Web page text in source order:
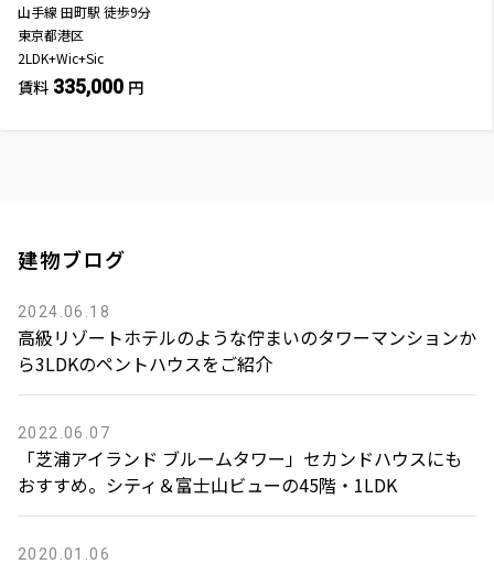
山手線 田町駅 徒歩9分
東京都港区
2LDK+Wic+Sic
賃料 335,000 円
建物ブログ
2024.06.18
高級リゾートホテルのような佇まいのタワーマンションか
ら3LDKのペントハウスをご紹介
2022.06.07
「芝浦アイランド ブルームタワー」セカンドハウスにも
おすすめ。シティ＆富士山ビューの45階・1LDK
2020.01.06